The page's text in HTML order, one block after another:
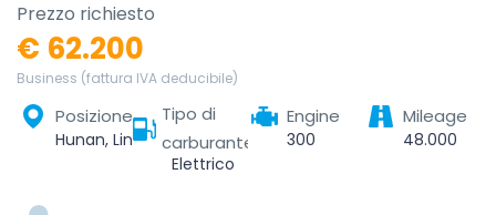
Prezzo richiesto
€ 62.200
Business (fattura IVA deducibile)
Posizione
Hunan, Linchuan District, Fuzhou City, Jiangxi, China
Tipo di
carburante
Elettrico
Engine
300
Mileage
48.000